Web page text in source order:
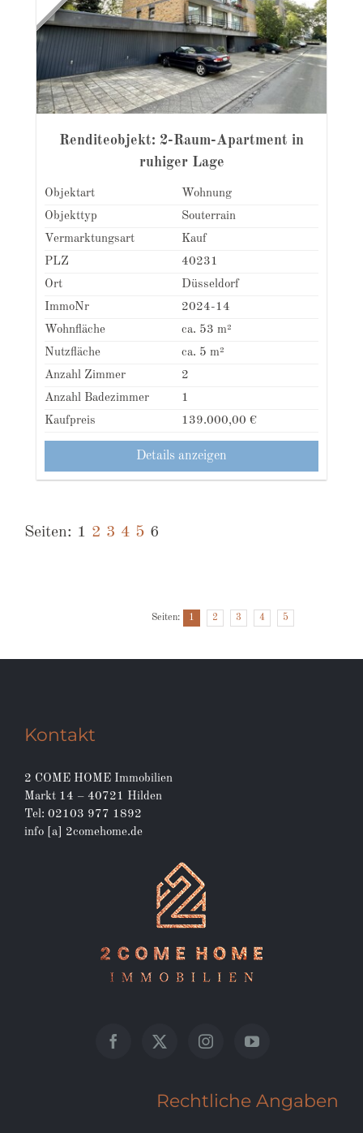
Renditeobjekt: 2-Raum-Apartment in
ruhiger Lage
Objektart
Wohnung
Objekttyp
Souterrain
Vermarktungsart
Kauf
PLZ
40231
Ort
Düsseldorf
ImmoNr
2024-14
Wohnfläche
ca. 53 m²
Nutzfläche
ca. 5 m²
Anzahl Zimmer
2
Anzahl Badezimmer
1
Kaufpreis
139.000,00 €
Details anzeigen
Seiten: 1 2 3 4 5 6
Seiten: 1 2 3 4 5
Kontakt
2 COME HOME Immobilien
Markt 14 – 40721 Hilden
Tel: 02103 977 1892
info [a] 2comehome.de
Rechtliche Angaben